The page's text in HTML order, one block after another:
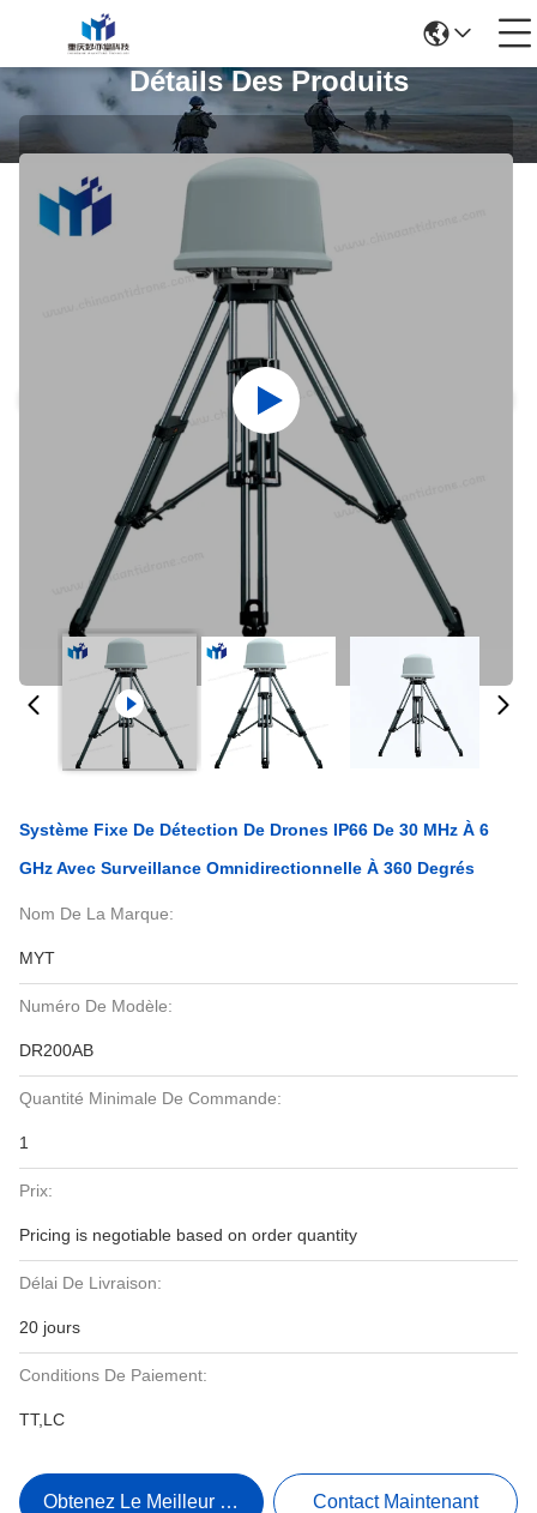
Détails Des Produits
Système Fixe De Détection De Drones IP66 De 30 MHz À 6
GHz Avec Surveillance Omnidirectionnelle À 360 Degrés
Nom De La Marque:
MYT
Numéro De Modèle:
DR200AB
Quantité Minimale De Commande:
1
Prix:
Pricing is negotiable based on order quantity
Délai De Livraison:
20 jours
Conditions De Paiement:
TT,LC
Obtenez Le Meilleur Prix Contact Maintenant